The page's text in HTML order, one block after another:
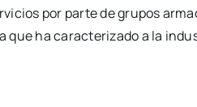
por parte de grupos
que ha caracterizado a la